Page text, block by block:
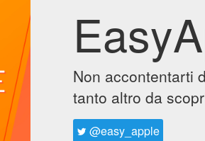
Non accontentarti
tanto altro da
@easy_apple